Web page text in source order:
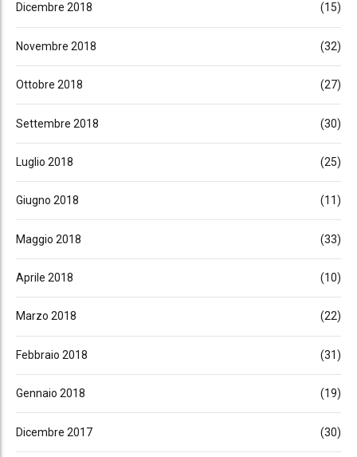
Dicembre 2018 (15)
Novembre 2018 (32)
Ottobre 2018 (27)
Settembre 2018 (30)
Luglio 2018 (25)
Giugno 2018 (11)
Maggio 2018 (33)
Aprile 2018 (10)
Marzo 2018 (22)
Febbraio 2018 (31)
Gennaio 2018 (19)
Dicembre 2017 (30)